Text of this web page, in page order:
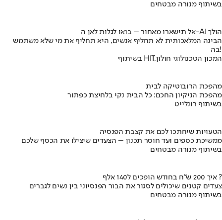
בשיתוף מנורה מבטחים
אל תישארו מאחור – בואו לגלות לאן ה-AI הולך
הבינה המלאכותית לא תחליף אנשים, היא תחליף את מי שלא משתמש
בה!
בשיתוף HIT,המכון הטכנולוגי חולון
מהפכת הרובוטיקה לבית
מהפכת הניקיון החכם: כל הבית נקי בלחיצת כפתור
בשיתוף רונלייט
הטעויות שיחתכו לכם את קצבת הפנסיה
ממשיכת כספים ועד חוסר תכנון – הצעדים שיצילו את הכסף שלכם
בשיתוף מנורה מבטחים
איך 200 ש"ח בחודש הופכים ל140 אלף ?
צעדים קטנים שיכולים לסגור את הבור הפנסיוני בין נשים לגברים
בשיתוף מנורה מבטחים